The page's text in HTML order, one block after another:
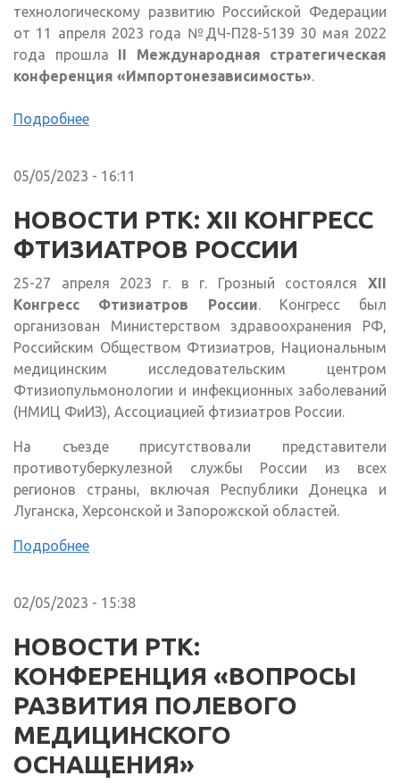
технологическому развитию Российской Федерации
от 11 апреля 2023 года №ДЧ-П28-5139 30 мая 2022
года прошла II Международная стратегическая
конференция «Импортонезависимость».
Подробнее
05/05/2023 - 16:11
НОВОСТИ РТК: XII КОНГРЕСС
ФТИЗИАТРОВ РОССИИ
25-27 апреля 2023 г. в г. Грозный состоялся XII
Конгресс Фтизиатров России. Конгресс был
организован Министерством здравоохранения РФ,
Российским Обществом Фтизиатров, Национальным
медицинским исследовательским центром
Фтизиопульмонологии и инфекционных заболеваний
(НМИЦ ФиИЗ), Ассоциацией фтизиатров России.
На съезде присутствовали представители
противотуберкулезной службы России из всех
регионов страны, включая Республики Донецка и
Луганска, Херсонской и Запорожской областей.
Подробнее
02/05/2023 - 15:38
НОВОСТИ РТК:
КОНФЕРЕНЦИЯ «ВОПРОСЫ
РАЗВИТИЯ ПОЛЕВОГО
МЕДИЦИНСКОГО
ОСНАЩЕНИЯ»